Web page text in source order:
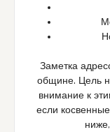
Заметка
общине. Цель
внимание к
если